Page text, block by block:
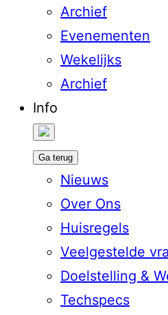
Archief
Evenementen
Wekelijks
Archief
Info
Ga terug
Nieuws
Over Ons
Huisregels
Veelgestelde
Doelstelling &
Techspecs